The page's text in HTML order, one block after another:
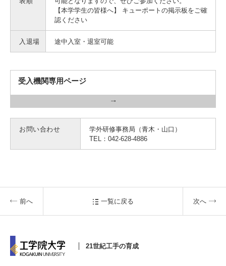
【本学学生の皆様へ】 キューポートの掲示板をご確
認ください
入退場 途中入室・退室可能
受入機関専用ページ
お問い合わせ
学外研修事務局（青木・山口）
TEL：042-628-4886
前へ 一覧に戻る 次へ
21世紀工手の育成